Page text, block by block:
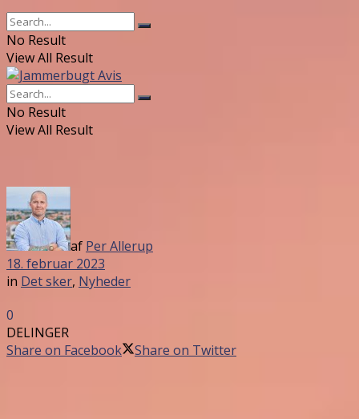
No Result
View All Result
No Result
View All Result
af Per Allerup
18. februar 2023
in Det sker, Nyheder
0
DELINGER
Share on Facebook
Share on Twitter